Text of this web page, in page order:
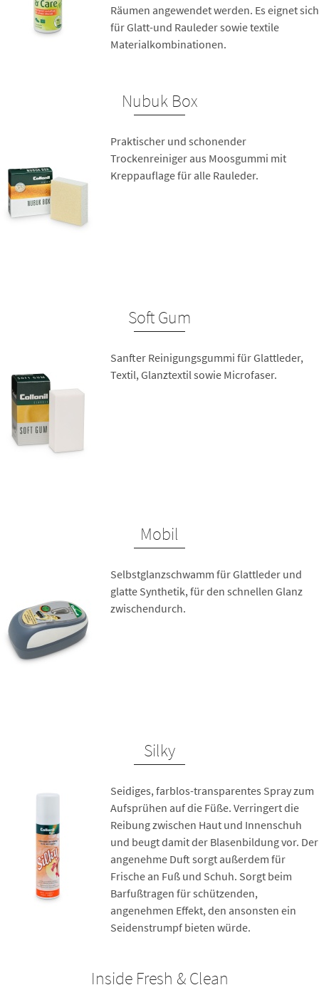
Räumen angewendet werden. Es eignet sich
für Glatt-und Rauleder sowie textile
Materialkombinationen.
Nubuk Box
Praktischer und schonender
Trockenreiniger aus Moosgummi mit
Kreppauflage für alle Rauleder.
Soft Gum
Sanfter Reinigungsgummi für Glattleder,
Textil, Glanztextil sowie Microfaser.
Mobil
Selbstglanzschwamm für Glattleder und
glatte Synthetik, für den schnellen Glanz
zwischendurch.
Silky
Seidiges, farblos-transparentes Spray zum
Aufsprühen auf die Füße. Verringert die
Reibung zwischen Haut und Innenschuh
und beugt damit der Blasenbildung vor. Der
angenehme Duft sorgt außerdem für
Frische an Fuß und Schuh. Sorgt beim
Barfußtragen für schützenden,
angenehmen Effekt, den ansonsten ein
Seidenstrumpf bieten würde.
Inside Fresh & Clean